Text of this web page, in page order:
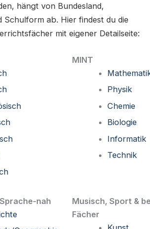
hängt von Bundesland,
Schulform ab. Hier findest du die
mit eigener Detailseite:
MINT
Physik
Chemie
Biologie
Informatik
Technik
nah
Musisch, Sport &
Fächer